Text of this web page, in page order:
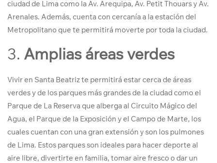
ciudad de Lima como la Av. Arequipa, Av. Petit Thouars y Av.
Arenales. Además, cuenta con cercanía a la estación del
Metropolitano que te permitirá moverte por toda la ciudad.
3. Amplias áreas verdes
Vivir en Santa Beatriz te permitirá estar cerca de áreas
verdes y de los parques más grandes de la ciudad como el
Parque de La Reserva que alberga al Circuito Mágico del
Agua, el Parque de la Exposición y el Campo de Marte, los
cuales cuentan con una gran extensión y son los pulmones
de Lima. Estos parques son ideales para hacer deporte al
aire libre, divertirte en familia, tomar aire fresco o dar un